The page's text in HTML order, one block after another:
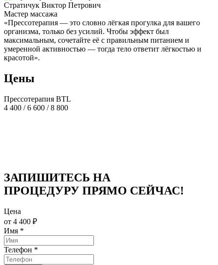
Стратичук Виктор Петрович
Мастер массажа
«Прессотерапия — это словно лёгкая прогулка для вашего
организма, только без усилий. Чтобы эффект был
максимальным, сочетайте её с правильным питанием и
умеренной активностью — тогда тело ответит лёгкостью и
красотой».
Цены
Прессотерапия BTL
4 400 / 6 600 / 8 800
ЗАПИШИТЕСЬ НА
ПРОЦЕДУРУ ПРЯМО СЕЙЧАС!
Цена
от 4 400 ₽
Имя *
Телефон *